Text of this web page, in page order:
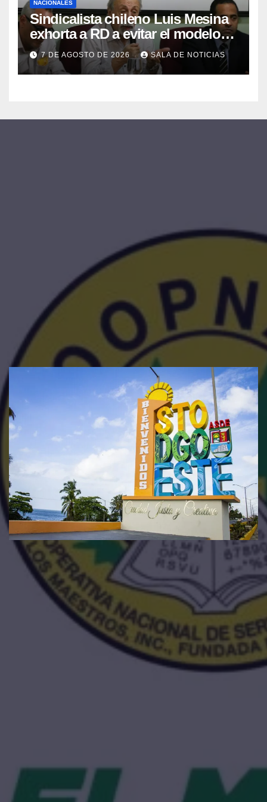
NACIONALES
Sindicalista chileno Luis Mesina
exhorta a RD a evitar el modelo
de AFP y apostar por un sistema
solidario
7 DE AGOSTO DE 2026 SALA DE NOTICIAS